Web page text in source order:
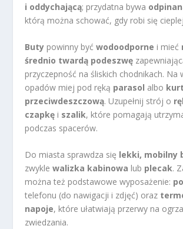
i oddychającą; przydatna bywa
którą można schować, gdy robi się
Buty powinny byćwodoodporne i mieć
średnio twardą podeszwę
przyczepność na śliskich chodnikach. Na
opadów miej pod ręką parasol albo
przeciwdeszczową. Uzupełnij strój o
czapkę i szalik, które pomagają
podczas spacerów.
Do miasta sprawdza się lekki, mobilny
zwyklewalizka kabinowa lub plecak.
można też podstawowe wyposażenie:
telefonu (do nawigacji i zdjęć) oraz
napoje, które ułatwiają przerwy na
zwiedzania.